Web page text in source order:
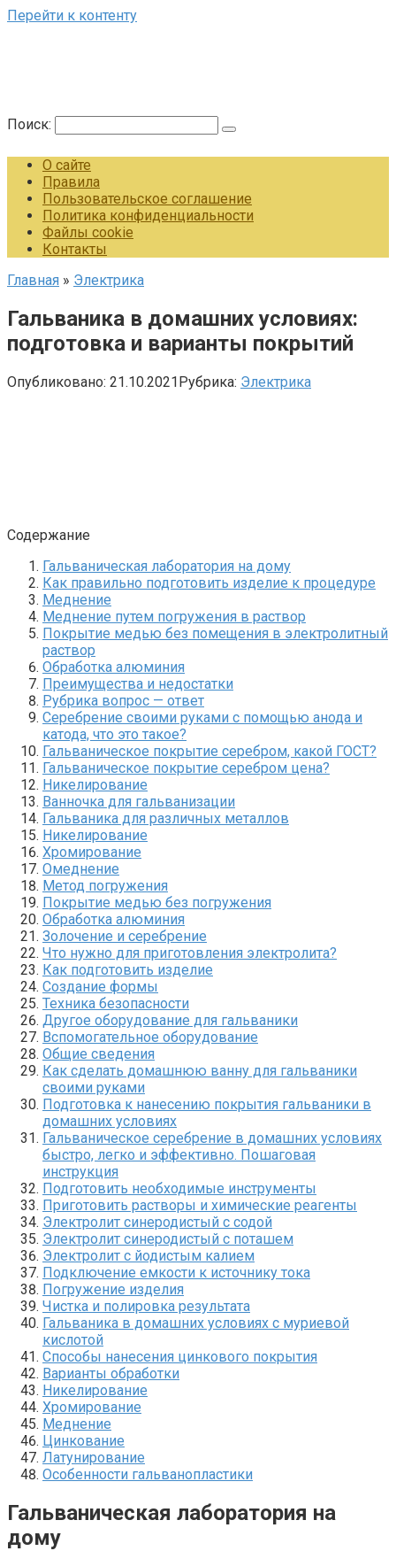
Перейти к контенту
Поиск:
О сайте
Правила
Пользовательское соглашение
Политика конфиденциальности
Файлы cookie
Контакты
Главная » Электрика
Гальваника в домашних условиях:
подготовка и варианты покрытий
Опубликовано: 21.10.2021Рубрика: Электрика
Содержание
Гальваническая лаборатория на дому
Как правильно подготовить изделие к процедуре
Меднение
Меднение путем погружения в раствор
Покрытие медью без помещения в электролитный
раствор
Обработка алюминия
Преимущества и недостатки
Рубрика вопрос — ответ
Серебрение своими руками с помощью анода и
катода, что это такое?
Гальваническое покрытие серебром, какой ГОСТ?
Гальваническое покрытие серебром цена?
Никелирование
Ванночка для гальванизации
Гальваника для различных металлов
Никелирование
Хромирование
Омеднение
Метод погружения
Покрытие медью без погружения
Обработка алюминия
Золочение и серебрение
Что нужно для приготовления электролита?
Как подготовить изделие
Создание формы
Техника безопасности
Другое оборудование для гальваники
Вспомогательное оборудование
Общие сведения
Как сделать домашнюю ванну для гальваники
своими руками
Подготовка к нанесению покрытия гальваники в
домашних условиях
Гальваническое серебрение в домашних условиях
быстро, легко и эффективно. Пошаговая
инструкция
Подготовить необходимые инструменты
Приготовить растворы и химические реагенты
Электролит синеродистый с содой
Электролит синеродистый с поташем
Электролит с йодистым калием
Подключение емкости к источнику тока
Погружение изделия
Чистка и полировка результата
Гальваника в домашних условиях с муриевой
кислотой
Способы нанесения цинкового покрытия
Варианты обработки
Никелирование
Хромирование
Меднение
Цинкование
Латунирование
Особенности гальванопластики
Гальваническая лаборатория на
дому